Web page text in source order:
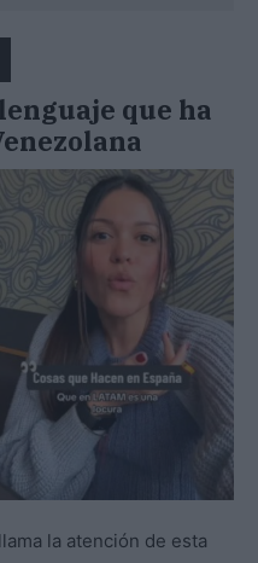
que ha
la atención de esta